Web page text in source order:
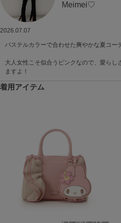
Meimei♡
2026.07.07
パステルカラーで合わせた爽やかな夏コ
大人女性こそ似合うピンクなので、愛ら
ますよ！
着用アイテム